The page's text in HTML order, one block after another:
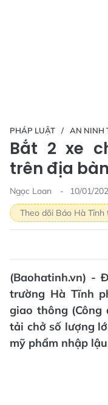
PHÁP LUẬT AN NINH
Bắt 2 xe
trên địa
Ngọc Loan
10/01/
Theo dõi Báo Hà Tĩnh
(Baohatinh.vn) -
trường Hà Tĩnh
giao thông
tải chở số lượng
mỹ phẩm nhập